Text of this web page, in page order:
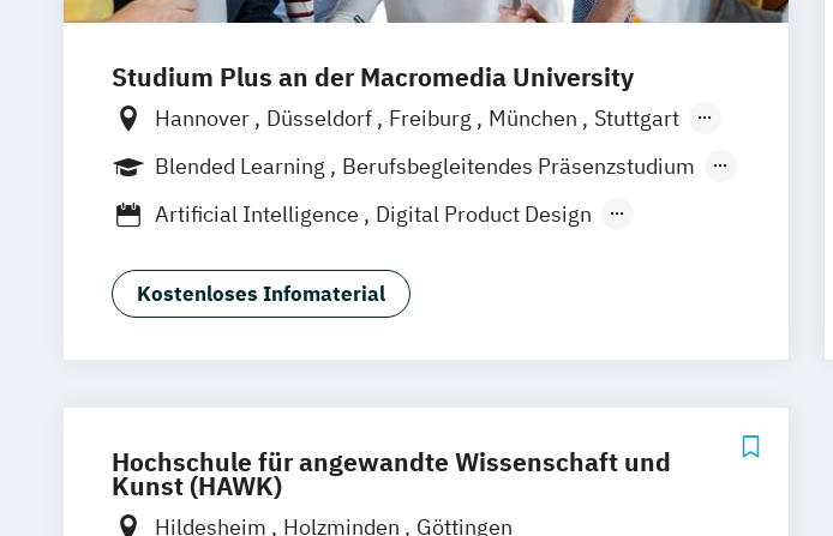
Studium Plus an der Macromedia University
Hannover Düsseldorf Freiburg München
Stuttgart
Berlin
Frankfurt am Main Hamburg Köln Leipzig
Blended Learning
Berufsbegleitendes Präsenzstudium
Vollzeit
Artificial Intelligence
Digital Product Design
Medien- und Werbepsychologie
Kostenloses Infomaterial
Hochschule für angewandte Wissenschaft und
Kunst (HAWK)
Hildesheim Holzminden
Göttingen